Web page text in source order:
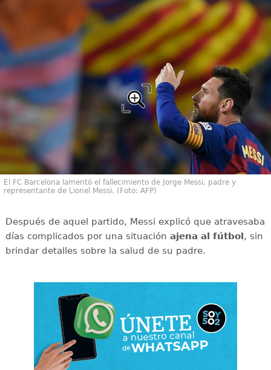
El FC Barcelona lamentó el fallecimiento de Jorge Messi, padre y
representante de Lionel Messi. (Foto: AFP)
Después de aquel partido, Messi explicó que atravesaba
días complicados por una situación ajena al fútbol , sin
brindar detalles sobre la salud de su padre.